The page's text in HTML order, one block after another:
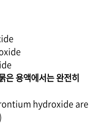
은 용액에서는 완전히
hydroxide are